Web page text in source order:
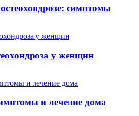
симптомы
у женщин
и лечение дома